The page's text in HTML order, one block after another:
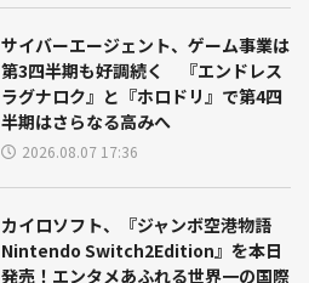
サイバーエージェント、ゲーム事業は
第3四半期も好調続く 『エンドレス
ラグナロク』と『ホロドリ』で第4四
半期はさらなる高みへ
2026.08.07 17:36
カイロソフト、『ジャンボ空港物語
Nintendo Switch2Edition』を本日
発売！エンタメあふれる世界一の国際